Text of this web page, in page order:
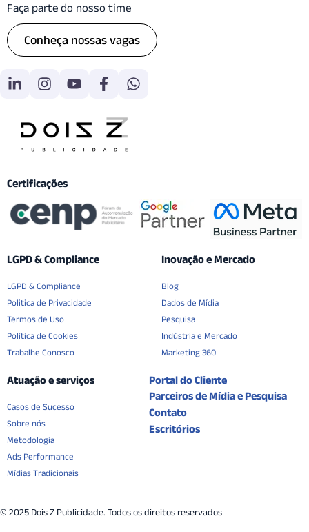
Faça parte do nosso time
Conheça nossas vagas
Certificações
LGPD & Compliance
LGPD & Compliance
Politica de Privacidade
Termos de Uso
Política de Cookies
Trabalhe Conosco
Inovação e Mercado
Blog
Dados de Mídia
Pesquisa
Indústria e Mercado
Marketing 360
Atuação e serviços
Casos de Sucesso
Sobre nós
Metodologia
Ads Performance
Mídias Tradicionais
Portal do Cliente
Parceiros de Mídia e Pesquisa
Contato
Escritórios
© 2025 Dois Z Publicidade. Todos os direitos reservados